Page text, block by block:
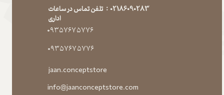
02186090283 : تلفن تماس در ساعات
اداری
۰۹۳۵۷۶۷۵۷۷۶
۰۹۳۵۷۶۷۵۷۷۶
jaan.conceptstore
info@jaanconceptstore.com